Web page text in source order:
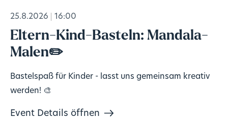
25.8.2026 16:00
Eltern-Kind-Basteln: Mandala-
Malen✏️
Bastelspaß für Kinder - lasst uns gemeinsam kreativ
werden! 🎨
Event Details öffnen